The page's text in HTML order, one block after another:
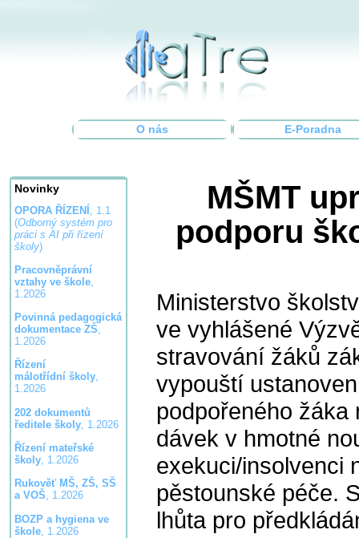
O nás E-Poradna
Novinky
OPORA ŘÍZENÍ , 1.1
(Odborný systém pro
práci s AI při řízení
školy)
Pracovněprávní
vztahy ve škole,
1.2026
Povinná pedagogická
dokumentace ZŠ,
1.2026
Řízení
málotřídní školy,
1.2026
202 dokumentů
ředitele školy, 1.2026
Řízení mateřské
školy, 1.2026
Rukověť MŠ, ZŠ, SŠ
a VOŠ, 1.2026
BOZP a hygiena ve
škole, 1.2026
MŠMT
podporu
Ministerstvo
ve vyhlášené
stravování žáků
vypouští
podpořeného
dávek v hmotné
exekuci/insolvenci
pěstounské péče.
lhůta pro